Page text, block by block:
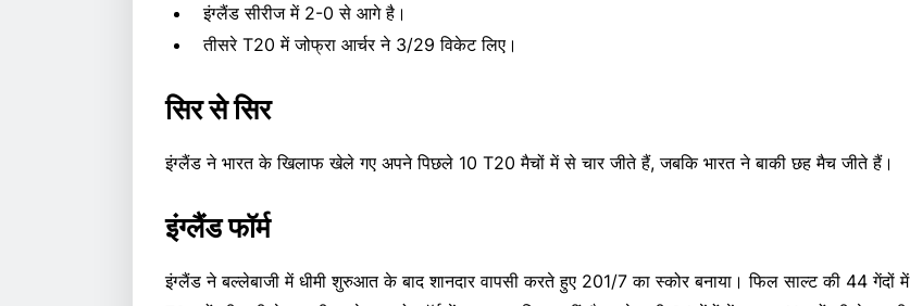
इंग्लैंड सीरीज में 2-0 से आगे है।
तीसरे T20 में जोफ्रा आर्चर ने 3/29 विकेट लिए।
सिर से सिर
इंग्लैंड ने भारत के खिलाफ खेले गए अपने पिछले 10 T20 मैचों में से चार जीते हैं, जबकि भारत ने बाकी छह मैच जीते हैं।
इंग्लैंड फॉर्म
इंग्लैंड ने बल्लेबाजी में धीमी शुरुआत के बाद शानदार वापसी करते हुए 201/7 का स्कोर बनाया। फिल साल्ट की 44 गेंदों में